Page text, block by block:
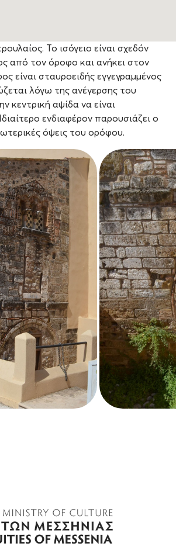
Το ισόγειο είναι σχεδόν
από τον όροφο και ανήκει στον
είναι σταυροειδής εγγεγραμμένος
λόγω της ανέγερσης του
κεντρική αψίδα να είναι
ενδιαφέρον παρουσιάζει ο
όψεις του ορόφου.